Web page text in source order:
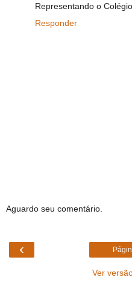
Representando o
Responder
Aguardo seu comentário.
‹
Ver